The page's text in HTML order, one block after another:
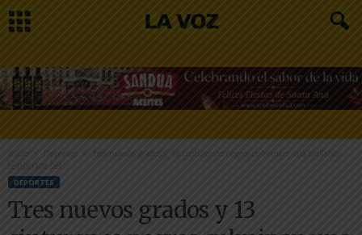
Inicio
Tres nuevos grados y 13 cinturones negros culminan una brillante
temporada del...
DEPORTES
Tres nuevos grados y 13